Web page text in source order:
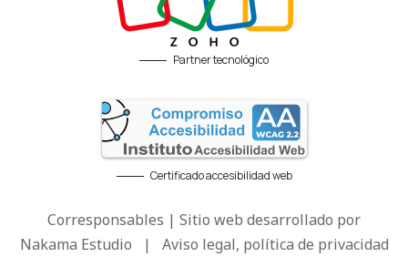
Partner tecnológico
Certificado accesibilidad web
Corresponsables | Sitio web desarrollado por
Nakama Estudio | Aviso legal, política de privacidad